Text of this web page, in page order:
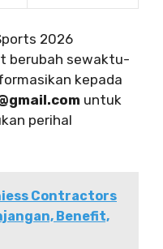
2026
berubah sewaktu-
kepada
untuk
perihal
Contractors
Benefit,